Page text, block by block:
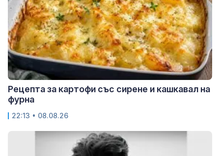
Рецепта за картофи със сирене и кашкавал на
фурна
22:13 • 08.08.26